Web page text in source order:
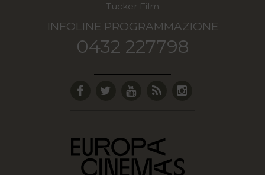
Tucker Film
INFOLINE PROGRAMMAZIONE
0432 227798